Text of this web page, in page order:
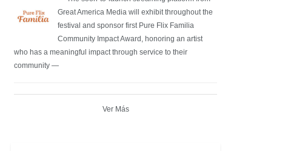
Great America Media will exhibit throughout the
festival and sponsor first Pure Flix Familia
Community Impact Award, honoring an artist
who has a meaningful impact through service to their
community —
Ver Más